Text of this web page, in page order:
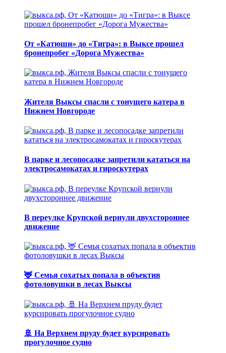
От «Катюши» до «Тигра»: в Выксе прошел
бронепробег «Дорога Мужества»
Жителя Выксы спасли с тонущего катера в
Нижнем Новгороде
В парке и лесопосадке запретили кататься на
электросамокатах и гироскутерах
В переулке Крупской вернули двухстороннее
движение
🦌 Семья сохатых попала в объектив
фотоловушки в лесах Выксы
🚢 На Верхнем пруду будет курсировать
прогулочное судно